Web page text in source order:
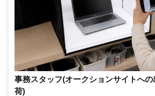
事務スタッフ(オークションサイトへ
荷)